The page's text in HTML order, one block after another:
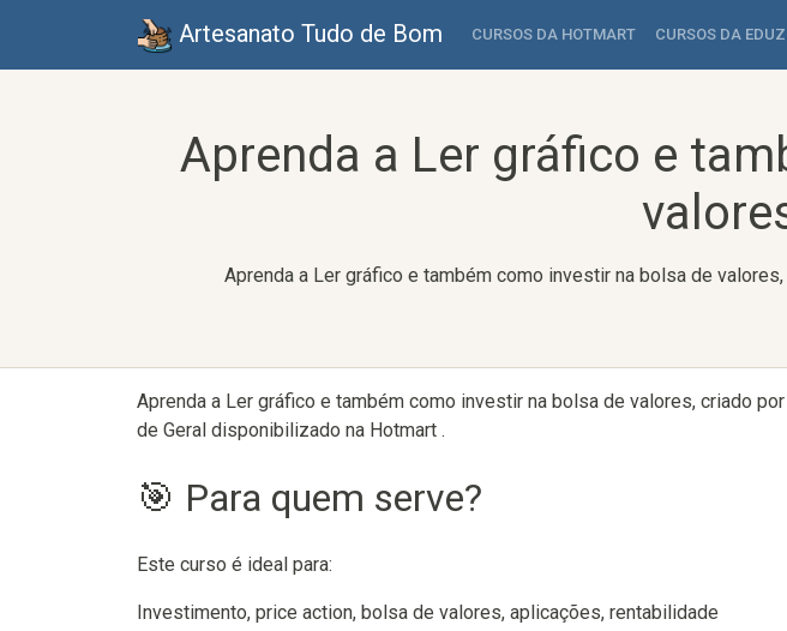
Artesanato Tudo de Bom CURSOS DA HOTMART CURSOS DA
Aprenda a Ler gráfico e
Aprenda a Ler gráfico e também como investir na bolsa de
Aprenda a Ler gráfico e também como investir na bolsa de valores, criado
de Geral disponibilizado na Hotmart .
🎯 Para quem serve?
Este curso é ideal para:
Investimento, price action, bolsa de valores, aplicações, rentabilidade